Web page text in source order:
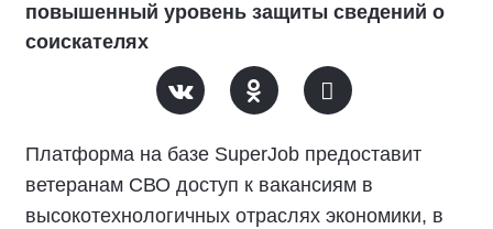
повышенный уровень защиты сведений о
соискателях
Платформа на базе SuperJob предоставит
ветеранам СВО доступ к вакансиям в
высокотехнологичных отраслях экономики, в